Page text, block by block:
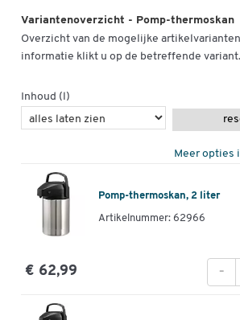
Variantenoverzicht - Pomp-thermoskan
Overzicht van de mogelijke
informatie klikt u op de betreffende variant.
Inhoud (l)
Meer opties
Pomp-thermoskan, 2 liter
Artikelnummer: 62966
€ 62,99 -